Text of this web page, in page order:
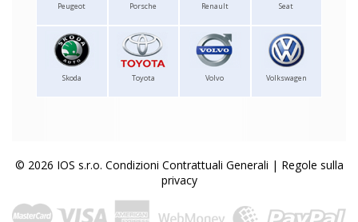
Peugeot Porsche Renault Seat
Skoda Toyota Volvo Volkswagen
© 2026 IOS s.r.o. Condizioni Contrattuali Generali | Regole sulla
privacy